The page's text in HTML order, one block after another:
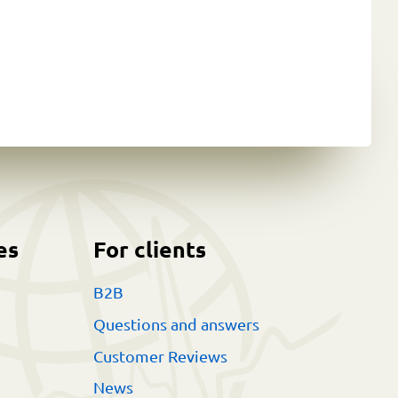
For clients
B2B
Questions and answers
Customer Reviews
News